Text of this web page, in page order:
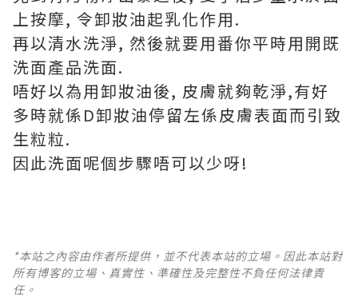
上按摩, 令卸妝油起乳化作用.
再以清水洗淨, 然後就要用番你平時用開既
洗面產品洗面.
唔好以為用卸妝油後, 皮膚就夠乾淨,有好
多時就係D卸妝油停留左係皮膚表面而引致
生粒粒.
因此洗面呢個步驟唔可以少呀!
*本站之內容由作者所提供，並不代表本站的立場。因此本站對
所有博客的立場、真實性、準確性及完整性不負任何法律責
任。